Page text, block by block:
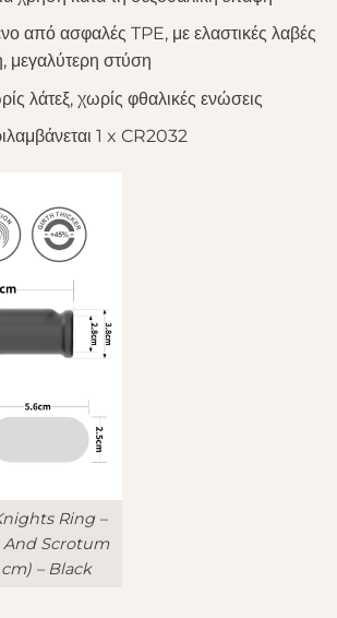
από ασφαλές TPE, με ελαστικές λαβές
μεγαλύτερη στύση
λάτεξ, χωρίς φθαλικές ενώσεις
1 x CR2032
Ring–
And Scrotum
– Black